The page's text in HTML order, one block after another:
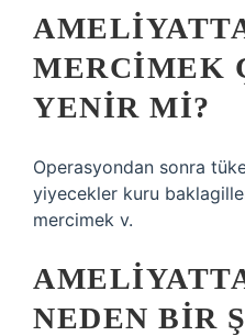
MERCIMEK
YENIR MI?
Operasyondan sonra
yiyecekler kuru
mercimek v.
NEDEN BIR